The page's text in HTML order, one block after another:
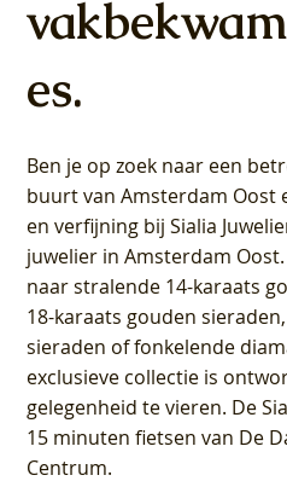
es.
Ben je op zoek naar een
buurt van Amsterdam Oost
en verfijning bij Sialia
juwelier in Amsterdam Oost
naar stralende 14-karaats
18-karaats gouden
sieraden of fonkelende
exclusieve collectie is
gelegenheid te vieren. De
15 minuten fietsen van De
Centrum.